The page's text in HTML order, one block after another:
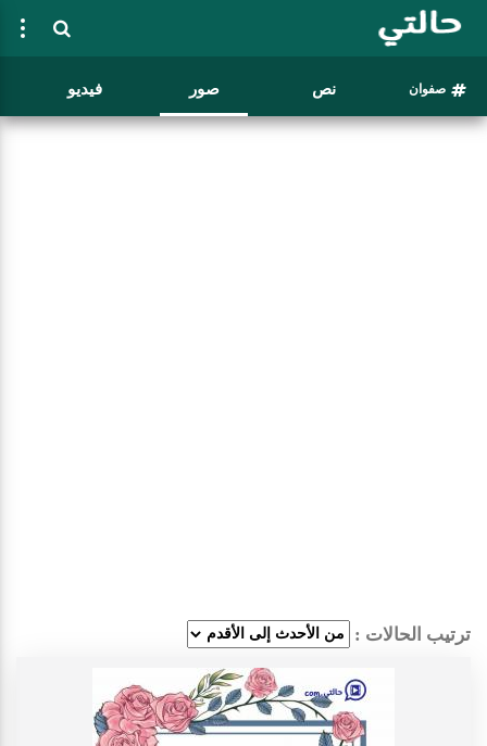
صفوان نص صور فيديو
ترتيب الحالات :